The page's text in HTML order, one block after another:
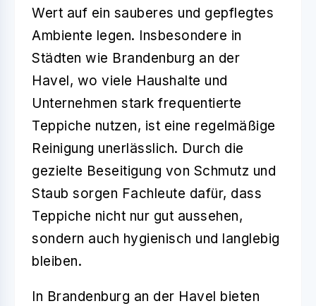
Wert auf ein sauberes und gepflegtes
Ambiente legen. Insbesondere in
Städten wie Brandenburg an der
Havel, wo viele Haushalte und
Unternehmen stark frequentierte
Teppiche nutzen, ist eine regelmäßige
Reinigung unerlässlich. Durch die
gezielte Beseitigung von Schmutz und
Staub sorgen Fachleute dafür, dass
Teppiche nicht nur gut aussehen,
sondern auch hygienisch und langlebig
bleiben.
In Brandenburg an der Havel bieten